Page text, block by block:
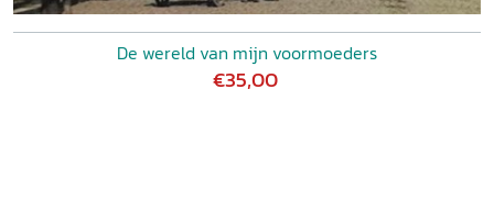
De wereld van mijn voormoeders
€35,00